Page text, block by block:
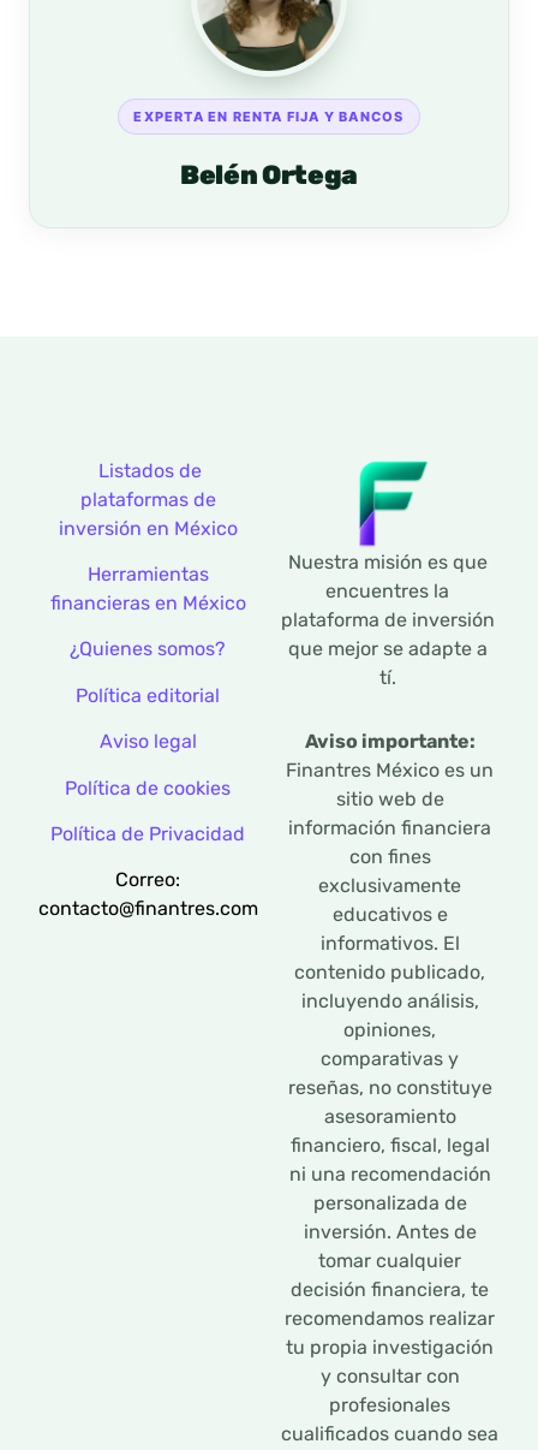
EXPERTA EN RENTA FIJA Y BANCOS
Belén Ortega
Nuestra misión es que
encuentres la
plataforma de inversión
que mejor se adapte a
tí.
Aviso importante:
Finantres México es un
sitio web de
información financiera
con fines
exclusivamente
educativos e
informativos. El
contenido publicado,
incluyendo análisis,
opiniones,
comparativas y
reseñas, no constituye
asesoramiento
financiero, fiscal, legal
ni una recomendación
personalizada de
inversión. Antes de
tomar cualquier
decisión financiera, te
recomendamos realizar
tu propia investigación
y consultar con
profesionales
cualificados cuando sea
Listados de
plataformas de
inversión en México
Herramientas
financieras en México
¿Quienes somos?
Política editorial
Aviso legal
Política de cookies
Política de Privacidad
Correo:
contacto@finantres.com